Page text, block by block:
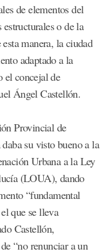
de elementos del
o de la
manera, la ciudad
adaptado a la
el concejal de
Ángel Castellón.
Provincial de
su visto bueno a la
Urbana a la Ley
(LOUA), dando
“fundamental
que se lleva
Castellón,
“no renunciar a un